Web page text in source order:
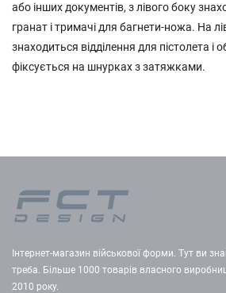
або інших документів, з лівого боку
гранат і тримачі для багнети-ножа. На
знаходиться відділення для пістолета
фіксується на шнурках з затяжками.
Інтернет-магазин військової форми. Тут ви
треба. Більше 1000 товарів власного
2010 року.